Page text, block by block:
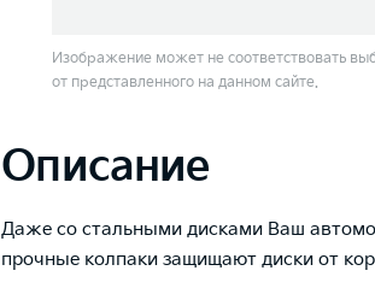
Изображение может не соответствовать
от представленного на данном сайте.
Описание
Даже со стальными дисками Ваш
прочные колпаки защищают диски от